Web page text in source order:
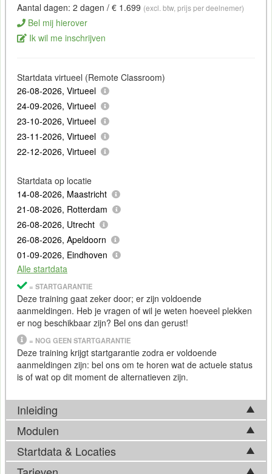
Aantal dagen: 2 dagen / € 1.699 (excl. btw, prijs per deelnemer)
Bel mij hierover
Ik wil me inschrijven
Startdata virtueel (Remote Classroom)
26-08-2026, Virtueel
24-09-2026, Virtueel
23-10-2026, Virtueel
23-11-2026, Virtueel
22-12-2026, Virtueel
Startdata op locatie
14-08-2026, Maastricht
21-08-2026, Rotterdam
26-08-2026, Utrecht
26-08-2026, Apeldoorn
01-09-2026, Eindhoven
Alle startdata
= STARTGARANTIE
Deze training gaat zeker door; er zijn voldoende
aanmeldingen. Heb je vragen of wil je weten hoeveel plekken
er nog beschikbaar zijn? Bel ons dan gerust!
= NOG GEEN STARTGARANTIE
Deze training krijgt startgarantie zodra er voldoende
aanmeldingen zijn: bel ons om te horen wat de actuele status
is of wat op dit moment de alternatieven zijn.
Inleiding
De Certified Information
certificering die betrekking heeft op de borging van
veiligheid en de naleving van privacywetgeving binnen een
Modulen
Tijdens de Training Certified Information Privacy Manager
(CIPM) komen in basis onderstaande onderwerpen aan bod.
Startdata & Locaties